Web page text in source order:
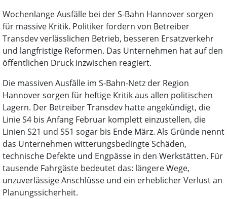
Wochenlange Ausfälle bei der S-Bahn Hannover sorgen
für massive Kritik. Politiker fordern von Betreiber
Transdev verlässlichen Betrieb, besseren Ersatzverkehr
und langfristige Reformen. Das Unternehmen hat auf den
öffentlichen Druck inzwischen reagiert.
Die massiven Ausfälle im S-Bahn-Netz der Region
Hannover sorgen für heftige Kritik aus allen politischen
Lagern. Der Betreiber Transdev hatte angekündigt, die
Linie S4 bis Anfang Februar komplett einzustellen, die
Linien S21 und S51 sogar bis Ende März. Als Gründe nennt
das Unternehmen witterungsbedingte Schäden,
technische Defekte und Engpässe in den Werkstätten. Für
tausende Fahrgäste bedeutet das: längere Wege,
unzuverlässige Anschlüsse und ein erheblicher Verlust an
Planungssicherheit.